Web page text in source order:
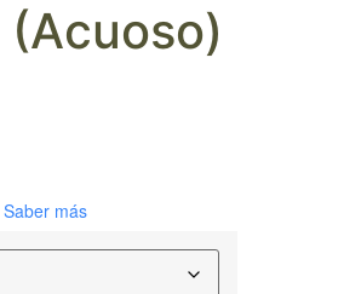
Saber más